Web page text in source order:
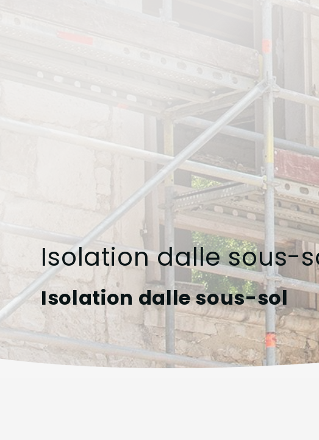
Isolation dalle sous-
Isolation dalle sous-sol